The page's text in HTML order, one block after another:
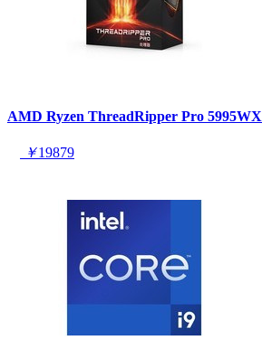
AMD Ryzen ThreadRipper Pro 5995WX
￥19879